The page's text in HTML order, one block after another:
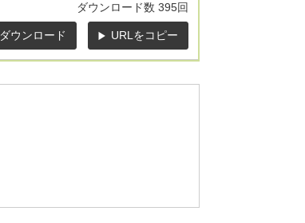
ダウンロード数 395回
ダウンロード URLをコピー